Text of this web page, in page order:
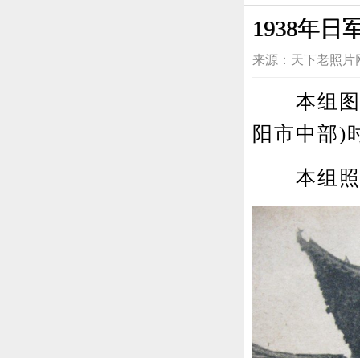
1938年日
来源：天下老照片
本组图
阳市中部)
本组照